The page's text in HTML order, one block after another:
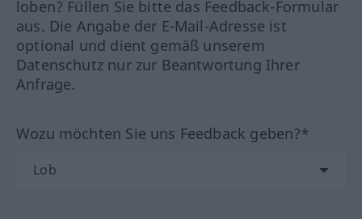
loben? Füllen Sie bitte das Feedback-Formular
aus. Die Angabe der E-Mail-Adresse ist
optional und dient gemäß unserem
Datenschutz nur zur Beantwortung Ihrer
Anfrage.
Wozu möchten Sie uns Feedback geben?*